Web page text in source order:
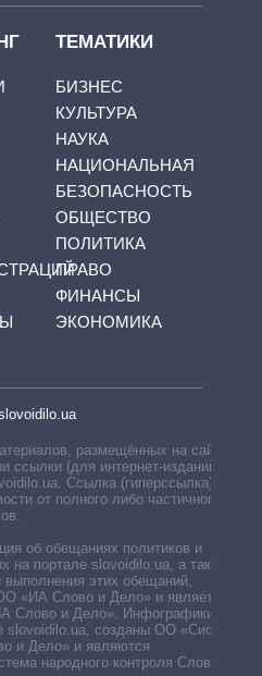
ТЕМАТИКИ
БИЗНЕС
КУЛЬТУРА
НАУКА
НАЦИОНАЛЬНАЯ
БЕЗОПАСНОСТЬ
ОБЩЕСТВО
ПОЛИТИКА
ПРАВО
ФИНАНСЫ
ЭКОНОМИКА
размещённых на сайте,
ссылки (для интернет-изданий —
Ссылка (гиперссылка)
от полного либо частичного
об обещаниях политиков и
на портале slovoidilo.ua, а также
этих обещаний,
«ИА Слово и Дело» и является
Слово и Дело». Инфографики,
slovoidilo.ua, созданы ОО «Система
и Дело» и являются
народного контроля Слово и